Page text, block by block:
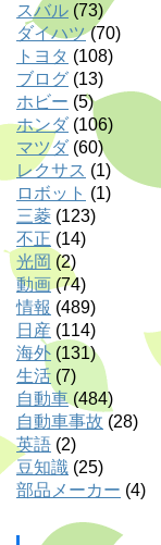
スバル (73)
ダイハツ(70)
トヨタ (108)
ブログ (13)
ホビー (5)
ホンダ (106)
マツダ (60)
レクサス (1)
ロボット (1)
三菱 (123)
不正 (14)
光岡 (2)
動画(74)
情報 (489)
日産 (114)
海外 (131)
生活 (7)
自動車 (484)
自動車事故 (28)
英語 (2)
豆知識 (25)
部品メーカー (4)